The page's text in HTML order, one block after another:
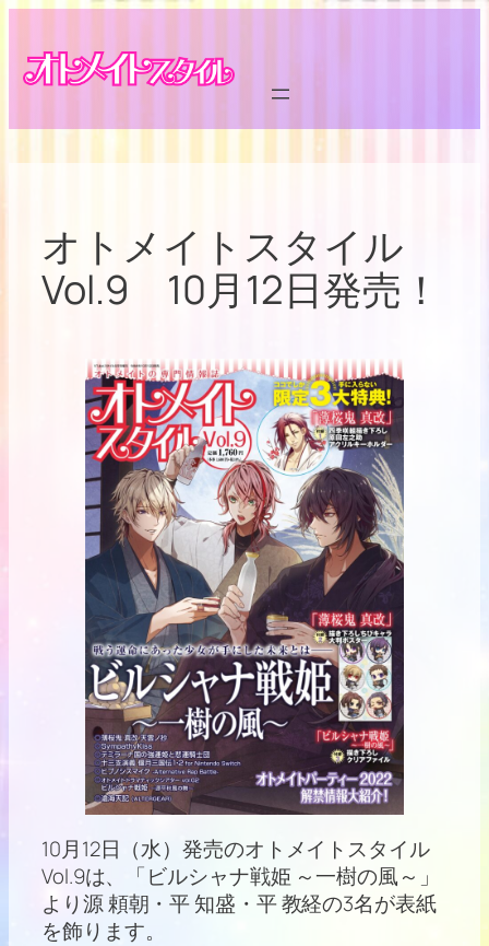
を
キ
ッ
オトメイトスタイル
Vol.9 10月12日発売！
10月12日（水）発売のオトメイトスタイル
Vol.9は、「ビルシャナ戦姫 ～一樹の風～」
より源 頼朝・平 知盛・平 教経の3名が表紙
を飾ります。